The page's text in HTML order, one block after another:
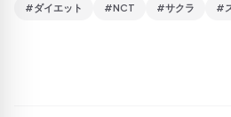
#ダイエット #NCT #サクラ #